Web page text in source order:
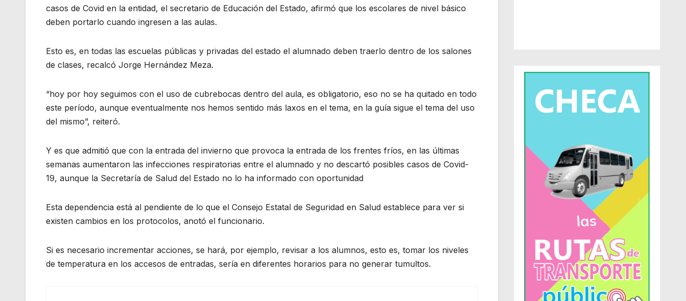
casos de Covid en la entidad, el secretario de Educación del Estado, afirmó que los escolares de nivel básico
deben portarlo cuando ingresen a las aulas.
Esto es, en todas las escuelas públicas y privadas del estado el alumnado deben traerlo dentro de los salones
de clases, recalcó Jorge Hernández Meza.
“hoy por hoy seguimos con el uso de cubrebocas dentro del aula, es obligatorio, eso no se ha quitado en todo
este período, aunque eventualmente nos hemos sentido más laxos en el tema, en la guía sigue el tema del uso
del mismo”, reiteró.
Y es que admitió que con la entrada del invierno que provoca la entrada de los frentes fríos, en las últimas
semanas aumentaron las infecciones respiratorias entre el alumnado y no descartó posibles casos de Covid-
19, aunque la Secretaría de Salud del Estado no lo ha informado con oportunidad
Esta dependencia está al pendiente de lo que el Consejo Estatal de Seguridad en Salud establece para ver si
existen cambios en los protocolos, anotó el funcionario.
Si es necesario incrementar acciones, se hará, por ejemplo, revisar a los alumnos, esto es, tomar los niveles
de temperatura en los accesos de entradas, sería en diferentes horarios para no generar tumultos.